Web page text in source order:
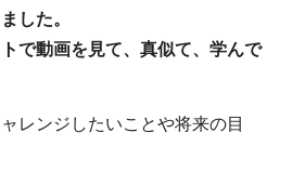
した。
で動画を見て、真似て、学んで
レンジしたいことや将来の目